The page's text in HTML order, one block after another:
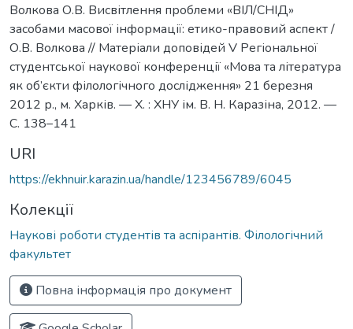
Волкова О.В. Висвітлення проблеми «ВІЛ/СНІД»
засобами масової інформації: етико-правовий аспект /
О.В. Волкова // Матеріали доповідей V Регіональної
студентської наукової конференції «Мова та література
як об’єкти філологічного дослідження» 21 березня
2012 р., м. Харків. — Х. : ХНУ ім. В. Н. Каразіна, 2012. —
С. 138–141
URI
https://ekhnuir.karazin.ua/handle/123456789/6045
Колекції
Наукові роботи студентів та аспірантів. Філологічний
факультет
Повна інформація про документ